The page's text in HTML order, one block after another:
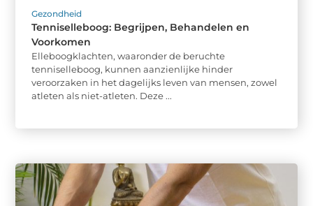
Gezondheid
Tenniselleboog: Begrijpen, Behandelen en
Voorkomen
Elleboogklachten, waaronder de beruchte
tenniselleboog, kunnen aanzienlijke hinder
veroorzaken in het dagelijks leven van mensen, zowel
atleten als niet-atleten. Deze ...